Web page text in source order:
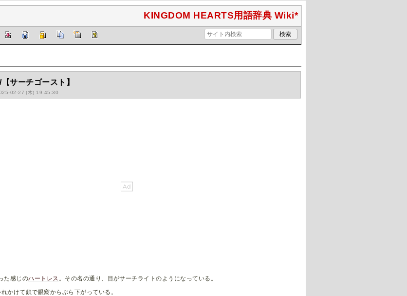
KINGDOM HEARTS用語辞典 Wiki*
サーチゴースト】
02-27 (木) 19:45:30
た感じのハートレス 。その名の通り、目がサーチライトのようになっている。
れかけて鎖で眼窩からぶら下がっている。